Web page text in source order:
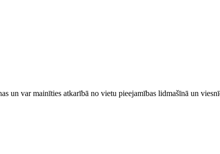
un var mainīties atkarībā ​no ​vietu pieejamības lidmašīnā un